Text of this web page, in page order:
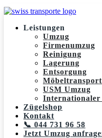
Leistungen
Umzug
Firmenumzug
Reinigung
Lagerung
Entsorgung
Möbeltransport
USM Umzug
Internationaler
Zügelshop
Kontakt
📞 044 731 96 58
Jetzt Umzug